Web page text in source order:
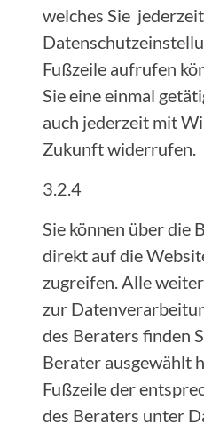
welches Sie
Fußzeile aufrufen
Sie eine einmal
auch jederzeit mit
Zukunft widerrufen.
3.2.4
Sie können über die
direkt auf die
zugreifen. Alle
zur
des Beraters finden
Berater ausgewählt
Fußzeile der
des Beraters unter